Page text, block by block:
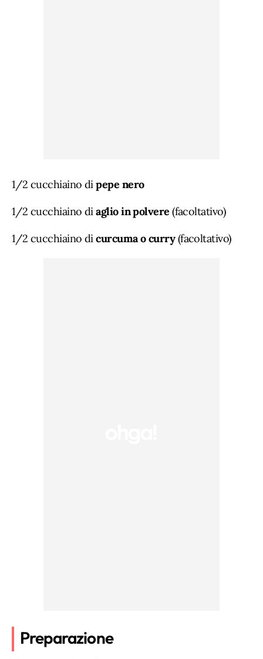
1/2 cucchiaino dipepe nero
1/2 cucchiaino diaglio in polvere (facoltativo)
1/2 cucchiaino dicurcuma o curry(facoltativo)
Preparazione